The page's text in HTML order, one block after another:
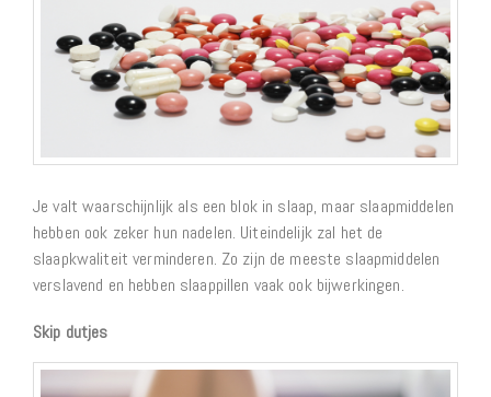
Je valt waarschijnlijk als een blok in slaap, maar slaapmiddelen
hebben ook zeker hun nadelen. Uiteindelijk zal het de
slaapkwaliteit verminderen. Zo zijn de meeste slaapmiddelen
verslavend en hebben slaappillen vaak ook bijwerkingen.
Skip dutjes